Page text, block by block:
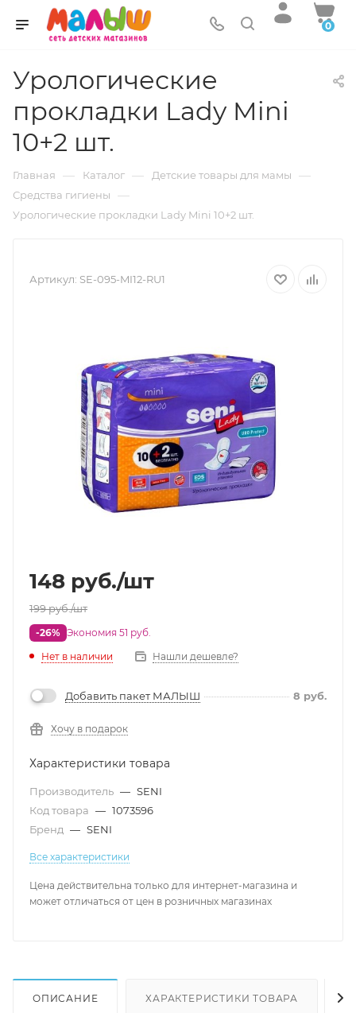
0
Урологические
прокладки Lady Mini
10+2 шт.
Главная — Каталог — Детские товары для мамы —
Средства гигиены —
Урологические прокладки Lady Mini 10+2 шт.
Артикул: SE-095-MI12-RU1
148 руб./шт
199руб./шт
-26% Экономия 51 руб.
Нет в наличии
Нашли дешевле?
Добавить пакет МАЛЫШ 8 руб.
Хочу в подарок
Характеристики товара
Производитель — SENI
Код товара — 1073596
Бренд — SENI
Все характеристики
Цена действительна только для интернет-магазина и
может отличаться от цен в розничных магазинах
ОПИСАНИЕ ХАРАКТЕРИСТИКИ ТОВАРА